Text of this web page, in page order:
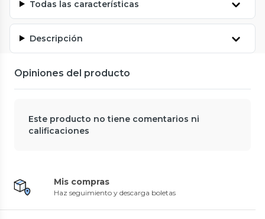
Todas las características
Descripción
Opiniones del producto
Este producto no tiene comentarios ni
calificaciones
Mis compras
Haz seguimiento y descarga boletas